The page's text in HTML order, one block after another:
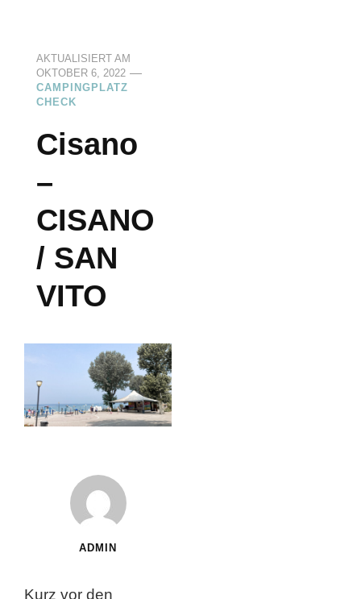
AKTUALISIERT AM
OKTOBER 6, 2022
CAMPINGPLATZ
CHECK
Cisano
–
CISANO
/ SAN
VITO
ADMIN
Kurz vor den